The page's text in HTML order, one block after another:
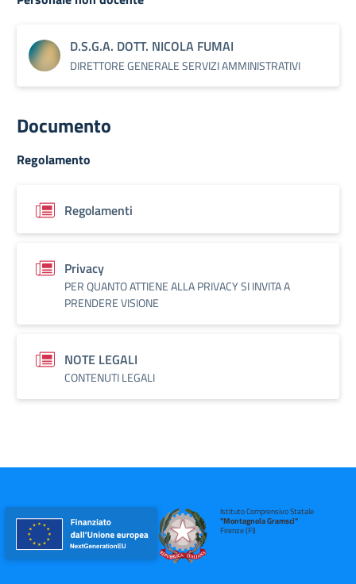
D.S.G.A. DOTT. NICOLA FUMAI
DIRETTORE GENERALE SERVIZI AMMINISTRATIVI
Documento
Regolamento
Regolamenti
Privacy
PER QUANTO ATTIENE ALLA PRIVACY SI INVITA A
PRENDERE VISIONE
NOTE LEGALI
CONTENUTI LEGALI
Istituto Comprensivo Statale
"Montagnola Gramsci"
Firenze (FI)